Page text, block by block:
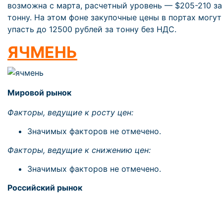
возможна с марта, расчетный уровень — $205-210 за
тонну. На этом фоне закупочные цены в портах могут
упасть до 12500 рублей за тонну без НДС.
ЯЧМЕНЬ
Мировой рынок
Факторы, ведущие к росту цен:
Значимых факторов не отмечено.
Факторы, ведущие к снижению цен:
Значимых факторов не отмечено.
Российский рынок